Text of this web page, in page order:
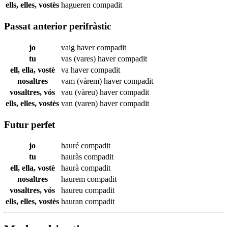
ells, elles, vostès hagueren compadit
Passat anterior perifràstic
jo vaig havercompadit
tu
vas (vares) havercompadit
ell, ella, vostè
va havercompadit
nosaltres
vam (vàrem) havercompadit
vosaltres, vós
vau (vàreu) havercompadit
ells, elles, vostès van (varen) havercompadit
Futur perfet
jo hauré compadit
tu
hauràs compadit
ell, ella, vostè
haurà compadit
nosaltres
haurem compadit
vosaltres, vós
haureu compadit
ells, elles, vostès hauran compadit